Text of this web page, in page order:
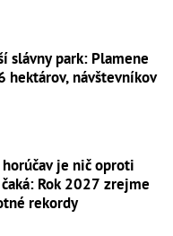
slávny park: Plamene
hektárov, návštevníkov
horúčav je nič oproti
Rok 2027 zrejme
rekordy